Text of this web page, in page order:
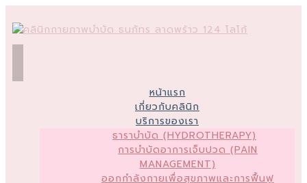
หน้าแรก
เกี่ยวกับคลินิก
บริการของเรา
ธาราบำบัด (HYDROTHERAPY)
การบำบัดอาการเจ็บปวด (PAIN
MANAGEMENT)
ออกกำลังกายเพื่อสุขภาพและการฟื้นฟู